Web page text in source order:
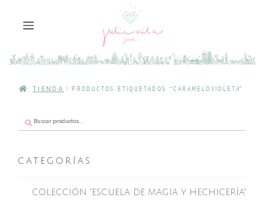
TIENDA PRODUCTOS ETIQUETADOS “CARAMELOVIOLETA”
por:
CATEGORÍAS
COLECCIÓN "ESCUELA DE MAGIA Y HECHICERÍA"